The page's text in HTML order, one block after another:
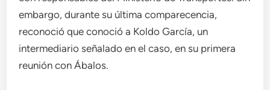
embargo, durante su última comparecencia,
reconoció que conoció a Koldo García, un
intermediario señalado en el caso, en su primera
reunión con Ábalos.